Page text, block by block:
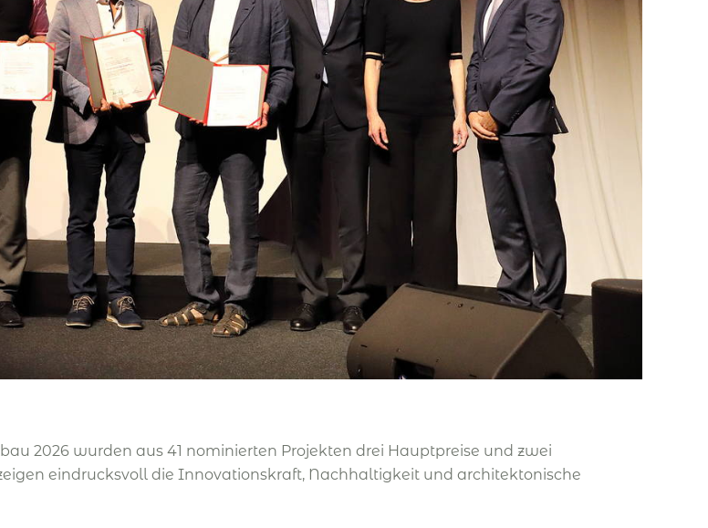
2026 wurden aus 41 nominierten Projekten drei Hauptpreise und zwei
eindrucksvoll die Innovationskraft, Nachhaltigkeit und architektonische